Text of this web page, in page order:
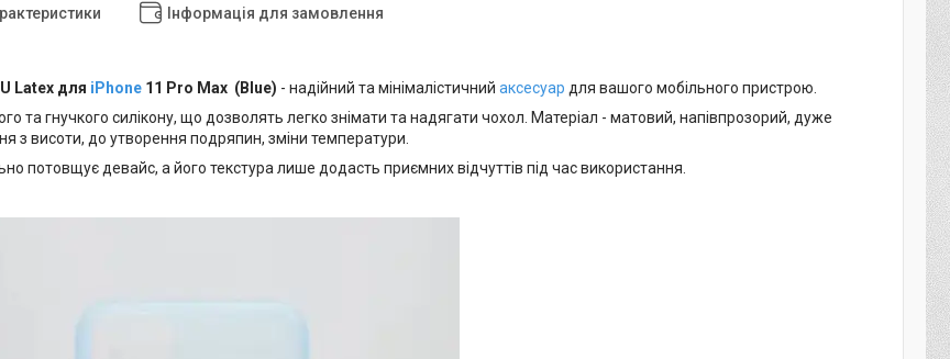
Інформація для замовлення
Latex для iPhone 11 Pro Max (Blue) - надійний та мінімалістичний аксесуар для вашого мобільного пристрою.
та гнучкого силікону, що дозволять легко знімати та надягати чохол. Матеріал - матовий, напівпрозорий, дуже
з висоти, до утворення подряпин, зміни температури.
потовщує девайс, а його текстура лише додасть приємних відчуттів під час використання.